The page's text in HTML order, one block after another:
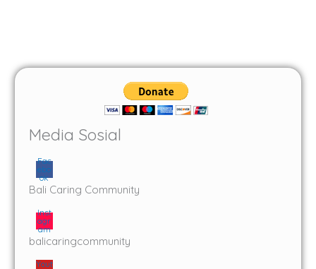
Media Sosial
Fac
ebo
ok
Bali Caring Community
Inst
agr
am
balicaringcommunity
Yout